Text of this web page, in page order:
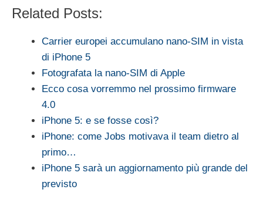
Related Posts:
Carrier europei accumulano nano-SIM in vista
di iPhone 5
Fotografata la nano-SIM di Apple
Ecco cosa vorremmo nel prossimo firmware
4.0
iPhone 5: e se fosse così?
iPhone: come Jobs motivava il team dietro al
primo…
iPhone 5 sarà un aggiornamento più grande del
previsto